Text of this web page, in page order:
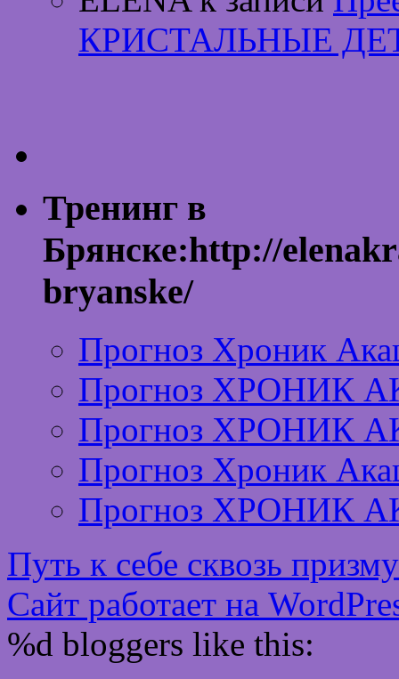
КРИСТАЛЬНЫЕ
Тренинг в
Брянске:http://
bryanske/
Прогноз Хроник
Прогноз ХРОНИК
Прогноз ХРОНИК
Прогноз Хроник
Прогноз ХРОНИК
Путь к себе сквозь
Сайт работает на
%d bloggers like this: